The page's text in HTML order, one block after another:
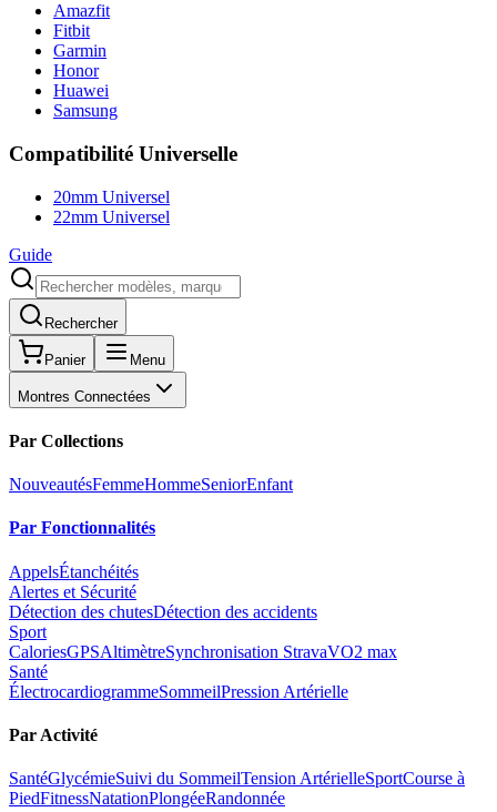
Amazfit
Fitbit
Garmin
Honor
Huawei
Samsung
Compatibilité Universelle
20mm Universel
22mm Universel
Guide
Rechercher
Panier Menu
Montres Connectées
Par Collections
NouveautésFemmeHommeSeniorEnfant
Par Fonctionnalités
AppelsÉtanchéités
Alertes et Sécurité
Détection des chutesDétection des accidents
Sport
CaloriesGPSAltimètreSynchronisation StravaVO2 max
Santé
ÉlectrocardiogrammeSommeilPression Artérielle
Par Activité
SantéGlycémieSuivi du SommeilTension ArtérielleSportCourse à
PiedFitnessNatationPlongéeRandonnée